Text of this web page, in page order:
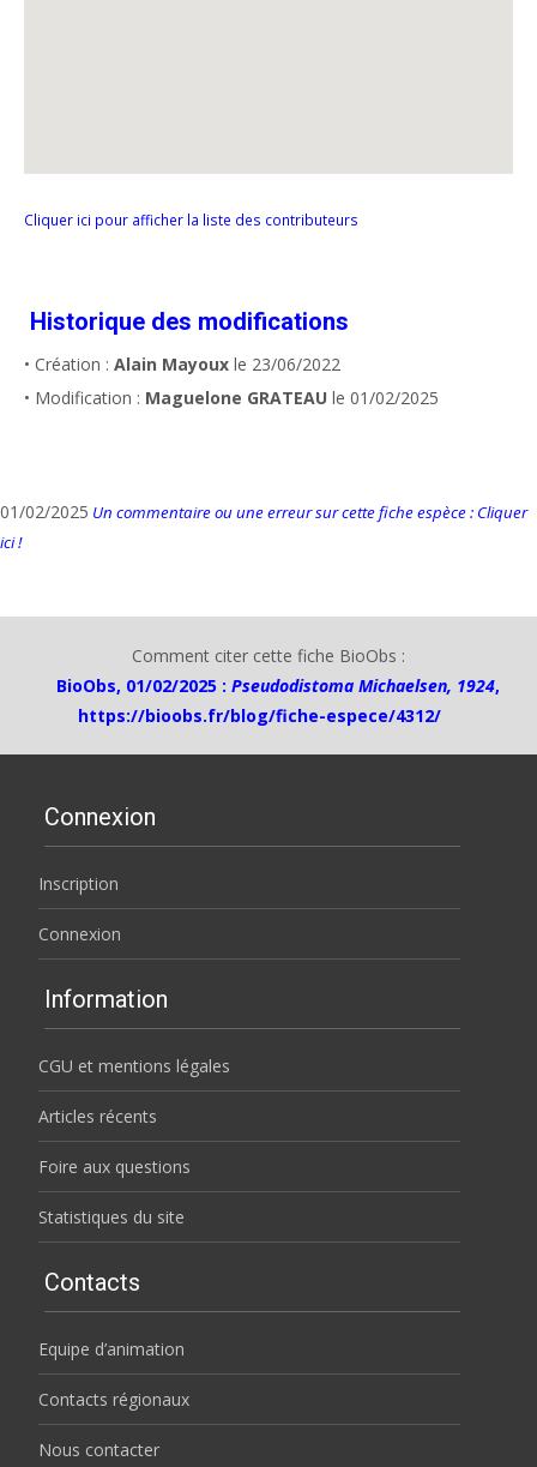
Cliquer ici pour afficher la liste des contributeurs
Historique des modifications
• Création : Alain Mayoux le 23/06/2022
• Modification : Maguelone GRATEAU le 01/02/2025
01/02/2025 Un commentaire ou une erreur sur cette fiche espèce : Cliquer
ici !
Comment citer cette fiche BioObs :
BioObs, 01/02/2025 : Pseudodistoma Michaelsen, 1924,
https://bioobs.fr/blog/fiche-espece/4312/
Connexion
Inscription
Connexion
Information
CGU et mentions légales
Articles récents
Foire aux questions
Statistiques du site
Contacts
Equipe d’animation
Contacts régionaux
Nous contacter